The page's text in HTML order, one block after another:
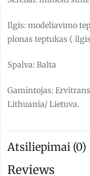
Ilgis: modeliavimo
plonas teptukas (
Spalva: Balta
Gamintojas:
Lithuania/ Lietuva.
Atsiliepimai (0)
Reviews